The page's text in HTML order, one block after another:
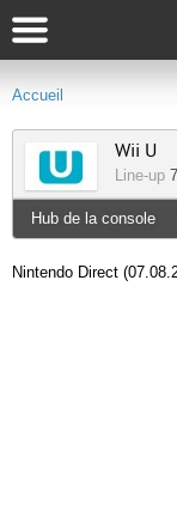
Accueil
Wii U
Line-up
Hub de la console
Nintendo Direct